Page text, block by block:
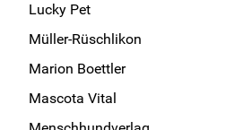
Lucky Pet
Müller-Rüschlikon
Marion Boettler
Mascota Vital